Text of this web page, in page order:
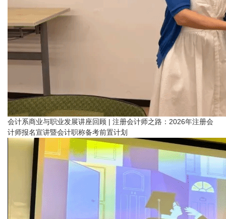
会计系商业与职业发展讲座回顾 | 注册会计师之路：2026年注册会
计师报名宣讲暨会计职称备考前置计划